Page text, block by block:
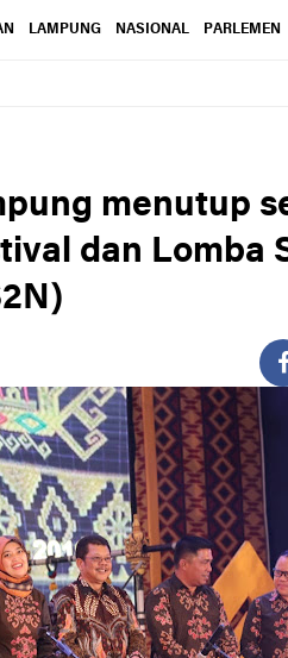
LAMPUNG NASIONAL PARLEMEN
menutup
dan Lomba